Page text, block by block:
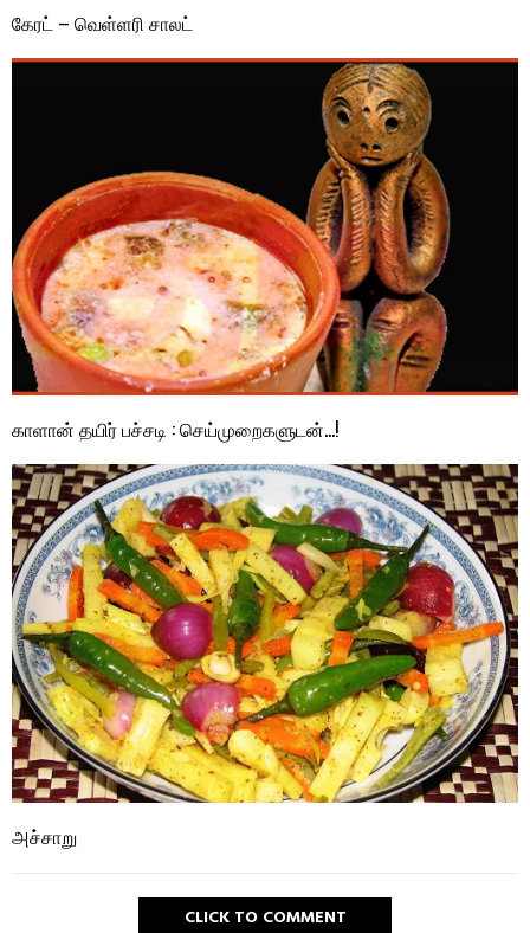
கேரட் – வெள்ளரி சாலட்
காளான் தயிர் பச்சடி : செய்முறைகளுடன்…!
அச்சாறு
CLICK TO COMMENT